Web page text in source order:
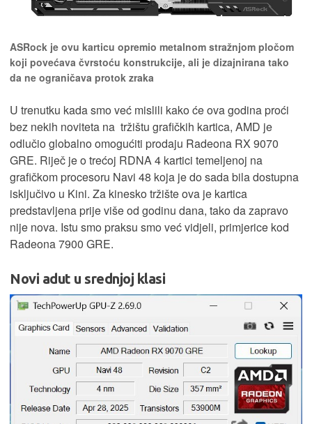
ASRock je ovu karticu opremio metalnom stražnjom pločom
koji povećava čvrstoću konstrukcije, ali je dizajnirana tako
da ne ograničava protok zraka
U trenutku kada smo već mislili kako će ova godina proći
bez nekih noviteta na tržištu grafičkih kartica, AMD je
odlučio globalno omogućiti prodaju Radeona RX 9070
GRE. Riječ je o trećoj RDNA 4 kartici temeljenoj na
grafičkom procesoru Navi 48 koja je do sada bila dostupna
isključivo u Kini. Za kinesko tržište ova je kartica
predstavljena prije više od godinu dana, tako da zapravo
nije nova. Istu smo praksu smo već vidjeli, primjerice kod
Radeona 7900 GRE.
Novi adut u srednjoj klasi